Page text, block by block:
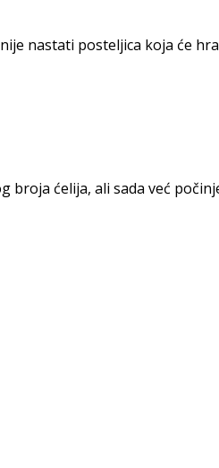
nastati posteljica koja će
ćelija, ali sada već